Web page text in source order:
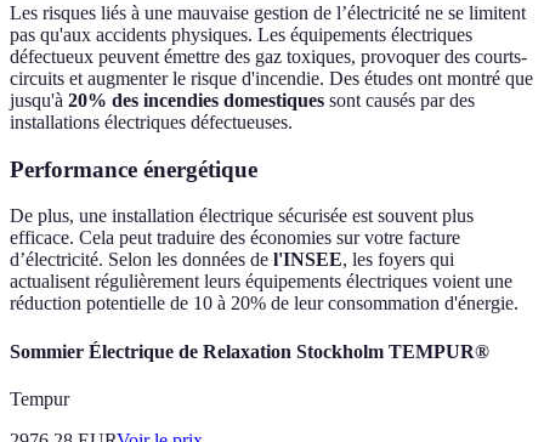
Les risques liés à une mauvaise gestion de l’électricité ne se limitent
pas qu'aux accidents physiques. Les équipements électriques
défectueux peuvent émettre des gaz toxiques, provoquer des courts-
circuits et augmenter le risque d'incendie. Des études ont montré que
jusqu'à 20% des incendies domestiques sont causés par des
installations électriques défectueuses.
Performance énergétique
De plus, une installation électrique sécurisée est souvent plus
efficace. Cela peut traduire des économies sur votre facture
d’électricité. Selon les données de l'INSEE, les foyers qui
actualisent régulièrement leurs équipements électriques voient une
réduction potentielle de 10 à 20% de leur consommation d'énergie.
Sommier Électrique de Relaxation Stockholm TEMPUR®
Tempur